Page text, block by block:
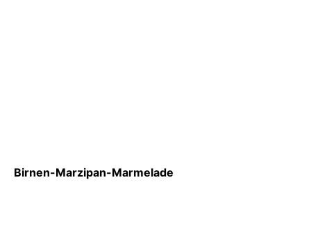
Birnen-Marzipan-Marmelade